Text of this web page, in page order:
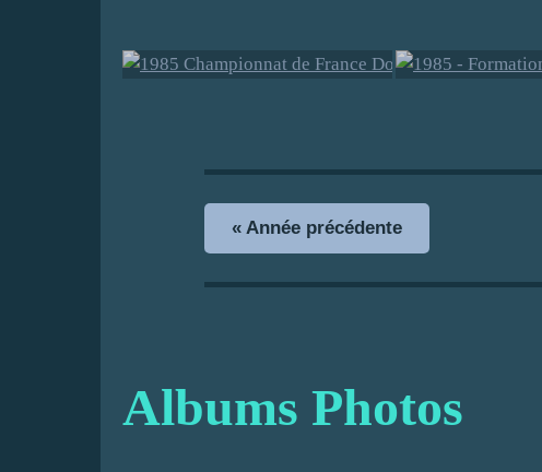
Doublettes CA -
Toulouse
2ème
Saintes
« Année précédente
Albums Photos